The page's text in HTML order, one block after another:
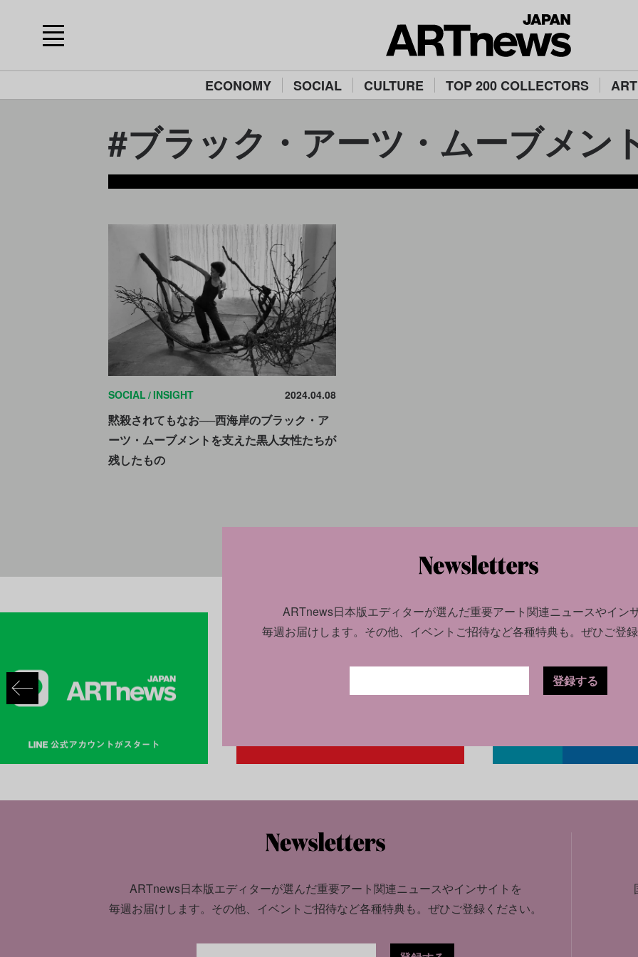
ECONOMY SOCIAL CULTURE TOP 200 COLLECTORS
#ブラック・アーツ・ムーブメ
SOCIAL INSIGHT 2024.04.08
黙殺されてもなお──西海岸のブラック・ア
ーツ・ムーブメントを支えた黒人女性たちが
残したもの
ARTnews日本版エディターが選んだ重要アート関連ニュースやインサイトを
毎週お届けします。 その他、イベントご招待など各種特典も。 ぜひご登録ください。
ARTnews日本版エディターが選んだ重要アート関連ニュースやイン
毎週お届けします。 その他、イベントご招待など各種特典も。ぜひご登録
登録する